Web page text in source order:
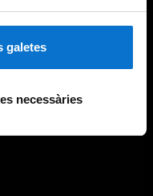
galetes
necessàries